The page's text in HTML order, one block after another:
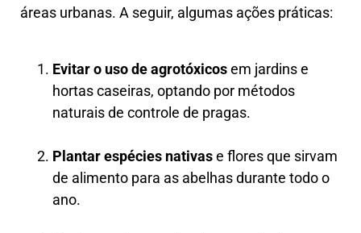
áreas urbanas. A seguir, algumas ações práticas:
Evitar o uso de agrotóxicosem jardins e
hortas caseiras, optando por métodos
naturais de controle de pragas.
Plantar espécies nativase flores que sirvam
de alimento para as abelhas durante todo o
ano.